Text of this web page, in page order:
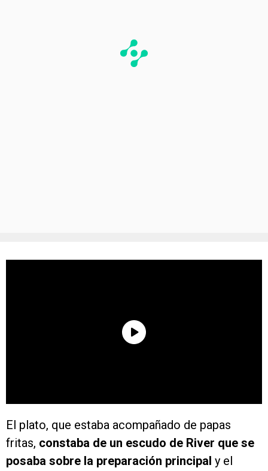
El plato, que estaba acompañado de papas
fritas, constaba de un escudo de River que se
posaba sobre la preparación principal y el